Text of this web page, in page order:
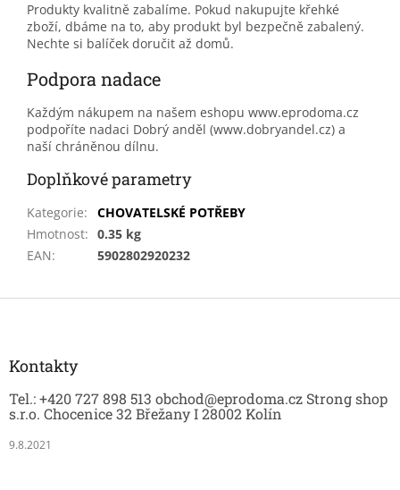
Produkty kvalitně zabalíme. Pokud nakupujte křehké
zboží, dbáme na to, aby produkt byl bezpečně zabalený.
Nechte si balíček doručit až domů.
Podpora nadace
Každým nákupem na našem eshopu www.eprodoma.cz
podpoříte nadaci Dobrý anděl (www.dobryandel.cz) a
naší chráněnou dílnu.
Doplňkové parametry
Kategorie:
CHOVATELSKÉ POTŘEBY
Hmotnost: 0.35 kg
EAN: 5902802920232
Z
Kontakty
Tel.: +420 727 898 513 obchod@eprodoma.cz Strong shop
s.r.o. Chocenice 32 Břežany I 28002 Kolín
9.8.2021